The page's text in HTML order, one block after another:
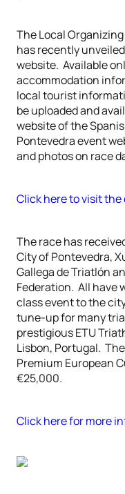
The Local
has recently
website. Available
accommodation
local tourist
be uploaded and
website of the
Pontevedra event
and photos on race
Click here to visit the
The race has
City of Pontevedra,
Gallega de Triatlón
Federation. All have
class event to the
tune-up for many
prestigious ETU
Lisbon, Portugal.
Premium European
€25,000.
Click here for more